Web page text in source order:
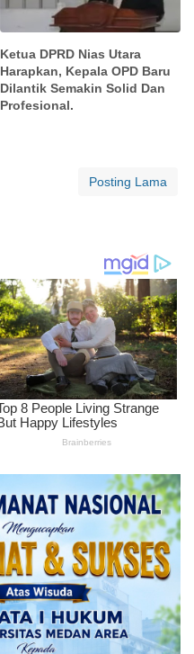
Ketua DPRD Nias Utara
Harapkan, Kepala OPD Baru
Dilantik Semakin Solid Dan
Profesional.
Posting Lama